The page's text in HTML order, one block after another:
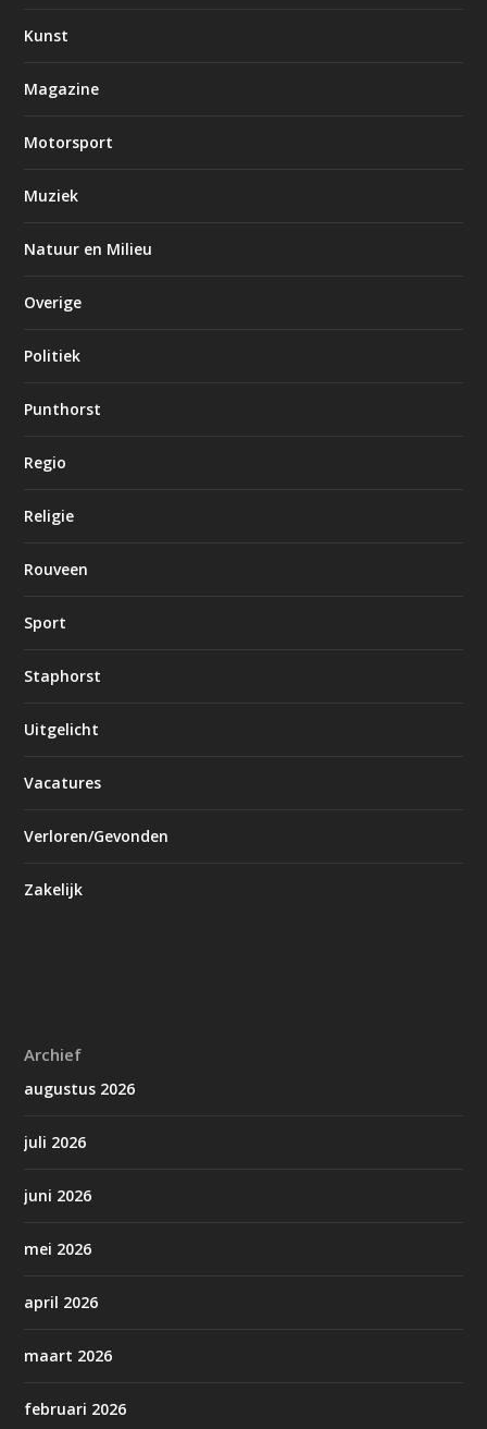
Kunst
Magazine
Motorsport
Muziek
Natuur en Milieu
Overige
Politiek
Punthorst
Regio
Religie
Rouveen
Sport
Staphorst
Uitgelicht
Vacatures
Verloren/Gevonden
Zakelijk
Archief
augustus 2026
juli 2026
juni 2026
mei 2026
april 2026
maart 2026
februari 2026